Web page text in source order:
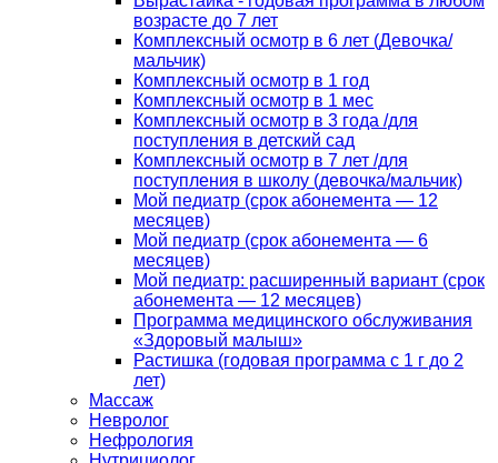
возрасте до 7 лет
Комплексный осмотр в 6 лет (Девочка/
мальчик)
Комплексный осмотр в 1 год
Комплексный осмотр в 1 мес
Комплексный осмотр в 3 года /для
поступления в детский сад
Комплексный осмотр в 7 лет /для
поступления в школу (девочка/мальчик)
Мой педиатр (срок абонемента — 12
месяцев)
Мой педиатр (срок абонемента — 6
месяцев)
Мой педиатр: расширенный вариант (срок
абонемента — 12 месяцев)
Программа медицинского обслуживания
«Здоровый малыш»
Растишка (годовая программа с 1 г до 2
лет)
Массаж
Невролог
Нефрология